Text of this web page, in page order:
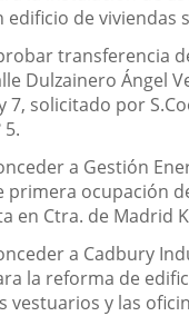
edificio de viviendas
transferencia
Dulzainero Ángel
7, solicitado por
5.
a Gestión
primera ocupación
en Ctra. de Madrid
a Cadbury
la reforma de
vestuarios y las